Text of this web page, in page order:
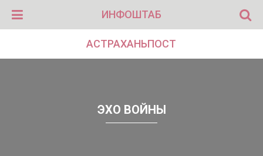
ИНФОШТАБ
АСТРАХАНЬПОСТ
ЭХО ВОЙНЫ